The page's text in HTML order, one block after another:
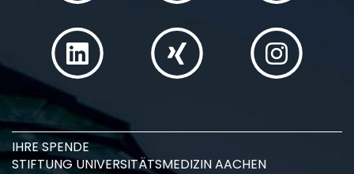
IHRE SPENDE
STIFTUNG UNIVERSITÄTSMEDIZIN AACHEN